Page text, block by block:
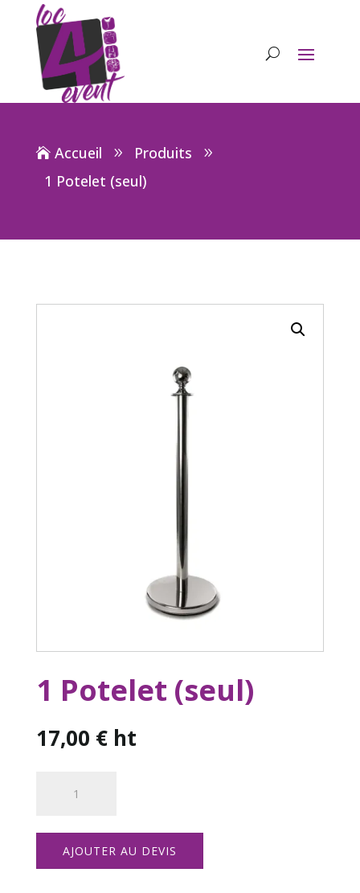
Accueil
Produits
1 Potelet (seul)
1 Potelet (seul)
17,00 € ht
Potelet
(seul)AJOUTER AU DEVIS